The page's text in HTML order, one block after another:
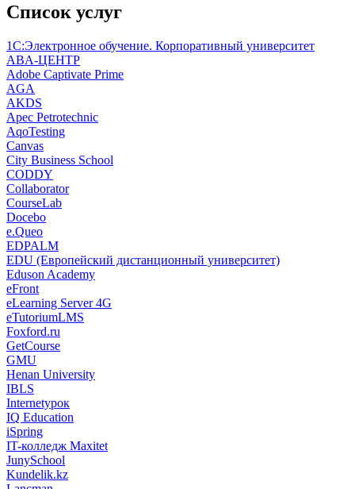
Список услуг
1С:Электронное обучение. Корпоративный университет
ABA-ЦЕНТР
Adobe Captivate Prime
AGA
AKDS
Apec Petrotechnic
AqoTesting
Canvas
City Business School
CODDY
Collaborator
CourseLab
Docebo
e.Queo
EDPALM
EDU (Европейский дистанционный университет)
Eduson Academy
eFront
eLearning Server 4G
eTutoriumLMS
Foxford.ru
GetCourse
GMU
Henan University
IBLS
Internetурок
IQ Education
iSpring
IT-колледж Maxitet
JunySchool
Kundelik.kz